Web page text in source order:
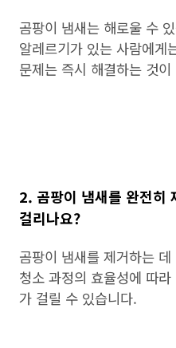
곰팡이 냄새는 해로울 수
알레르기가 있는 사람에게
문제는 즉시 해결하는 것
2. 곰팡이 냄새를 완전히
걸리나요?
곰팡이 냄새를 제거하는
청소 과정의 효율성에 따
가 걸릴 수 있습니다.